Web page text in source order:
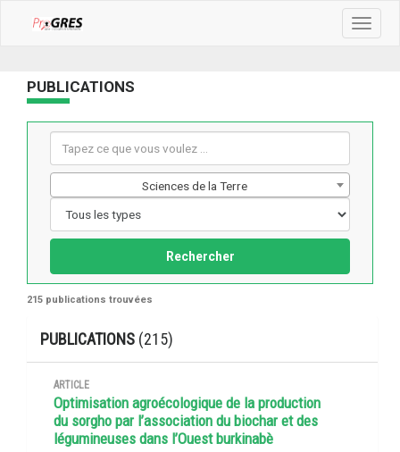
Toggle
PUBLICATIONS
Sciences de la Terre
Rechercher
215 publications trouvées
PUBLICATIONS (215)
ARTICLE
Optimisation agroécologique de la production
du sorgho par l’association du biochar et des
légumineuses dans l’Ouest burkinabè